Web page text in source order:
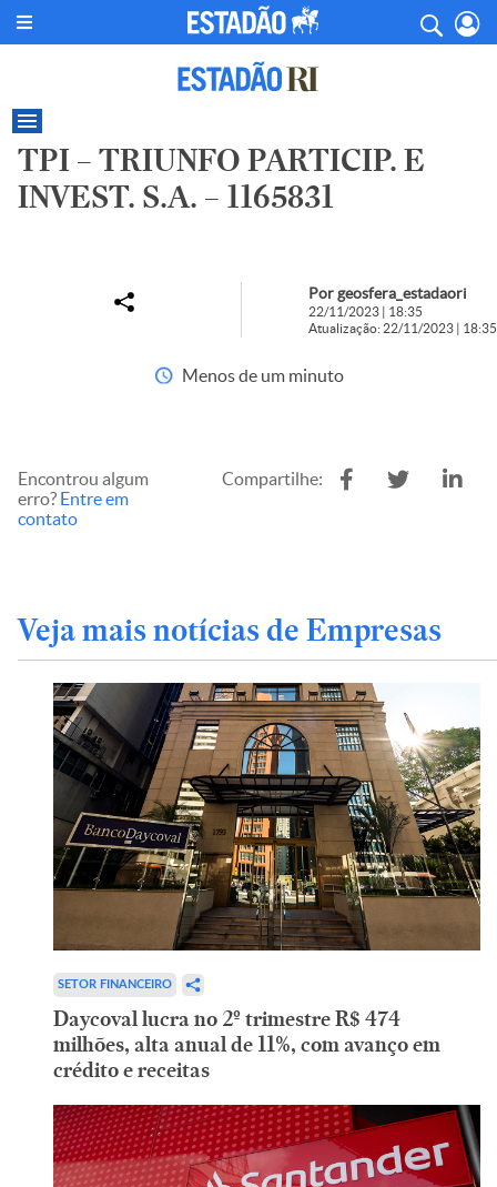
TPI – TRIUNFO PARTICIP. E
INVEST. S.A. – 1165831
Por geosfera_estadaori
22/11/2023 | 18:35
Atualização: 22/11/2023 | 18:35
Menos de um minuto
Encontrou algum
erro? Entre em
contato
Compartilhe:
Veja mais notícias de Empresas
SETOR FINANCEIRO
Daycoval lucra no 2º trimestre R$ 474
milhões, alta anual de 11%, com avanço em
crédito e receitas